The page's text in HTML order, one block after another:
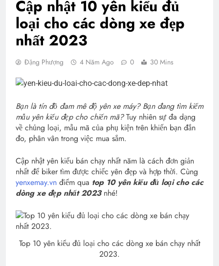
Cập nhật 10 yên kiểu đủ
loại cho các dòng xe đẹp
nhất 2023
Đặng Phượng 4 Năm Ago 0 30 Mins
Bạn là tín đồ đam mê độ yên xe máy? Bạn đang tìm kiếm
mẫu yên kiểu đẹp cho chiến mã?Tuy nhiên sự đa dạng
về chủng loại, mẫu mã của phụ kiện trên khiến bạn đắn
đo, phân vân trong việc mua sắm.
Cập nhật yên kiểu bán chạy nhất năm là cách đơn giản
nhất để biker tìm được chiếc yên đẹp và hợp thời. Cùng
yenxemay.vn điểm qua top 10 yên kiểu đủ loại cho các
dòng xe đẹp nhất 2023nhé!
Top 10 yên kiểu đủ loại cho các dòng xe bán chạy nhất
2023.